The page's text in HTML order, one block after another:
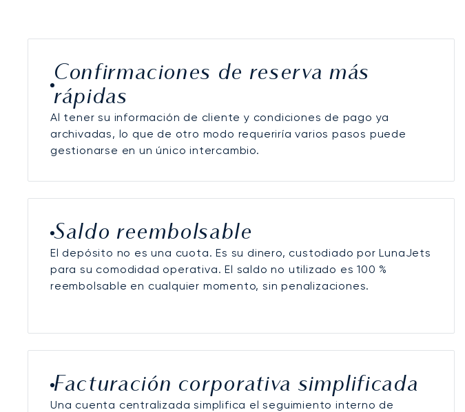
Confirmaciones de reserva más
rápidas
Al tener su información de cliente y condiciones de pago ya
archivadas, lo que de otro modo requeriría varios pasos puede
gestionarse en un único intercambio.
Saldo reembolsable
El depósito no es una cuota. Es su dinero, custodiado por LunaJets
para su comodidad operativa. El saldo no utilizado es 100 %
reembolsable en cualquier momento, sin penalizaciones.
Facturación corporativa simplificada
Una cuenta centralizada simplifica el seguimiento interno de